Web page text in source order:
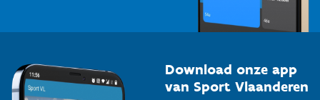
Download onze app
van Sport Vlaanderen